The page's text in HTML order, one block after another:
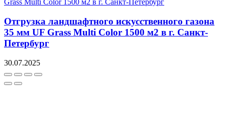
Отгрузка ландшафтного искусственного газона
35 мм UF Grass Multi Color 1500 м2 в г. Санкт-
Петербург
30.07.2025